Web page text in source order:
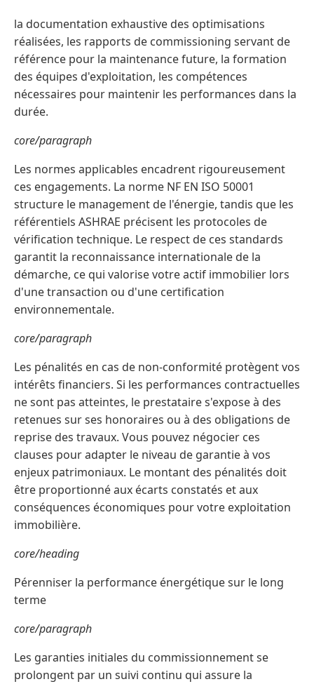
la documentation exhaustive des optimisations
réalisées, les rapports de commissioning servant de
référence pour la maintenance future, la formation
des équipes d'exploitation, les compétences
nécessaires pour maintenir les performances dans la
durée.
core/paragraph
Les normes applicables encadrent rigoureusement
ces engagements. La norme NF EN ISO 50001
structure le management de l'énergie, tandis que les
référentiels ASHRAE précisent les protocoles de
vérification technique. Le respect de ces standards
garantit la reconnaissance internationale de la
démarche, ce qui valorise votre actif immobilier lors
d'une transaction ou d'une certification
environnementale.
core/paragraph
Les pénalités en cas de non-conformité protègent vos
intérêts financiers. Si les performances contractuelles
ne sont pas atteintes, le prestataire s'expose à des
retenues sur ses honoraires ou à des obligations de
reprise des travaux. Vous pouvez négocier ces
clauses pour adapter le niveau de garantie à vos
enjeux patrimoniaux. Le montant des pénalités doit
être proportionné aux écarts constatés et aux
conséquences économiques pour votre exploitation
immobilière.
core/heading
Pérenniser la performance énergétique sur le long
terme
core/paragraph
Les garanties initiales du commissionnement se
prolongent par un suivi continu qui assure la